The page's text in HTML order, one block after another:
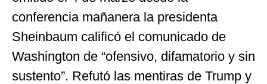
conferencia mañanera la presidenta
Sheinbaum calificó el comunicado de
Washington de “ofensivo, difamatorio y sin
sustento”. Refutó las mentiras de Trump y